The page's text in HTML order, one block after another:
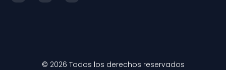
© 2026 Todos los derechos reservados